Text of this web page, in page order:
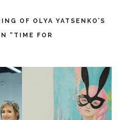
OF OLYA YATSENKO’S
“TIME FOR